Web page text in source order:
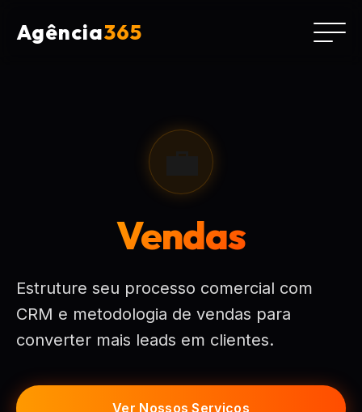
Agência365
Vendas
Estruture seu processo comercial com
CRM e metodologia de vendas para
converter mais leads em clientes.
Ver Nossos Serviços